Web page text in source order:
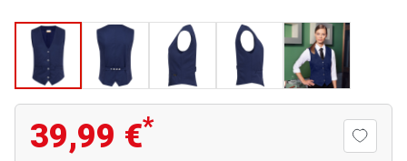
39,99 €*